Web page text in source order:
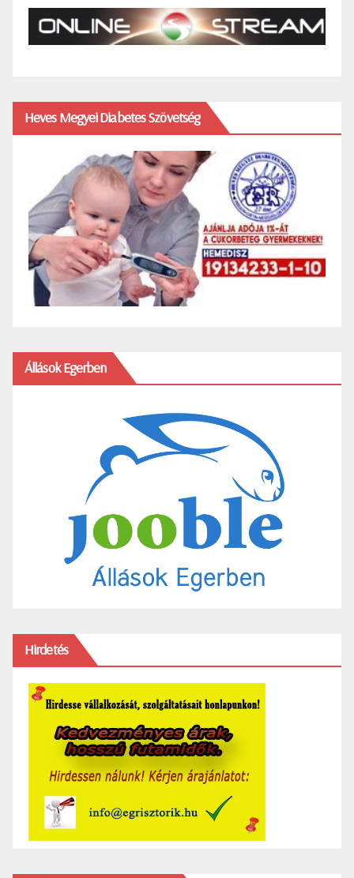
Heves Megyei Diabetes Szövetség
Állások Egerben
Hirdetés